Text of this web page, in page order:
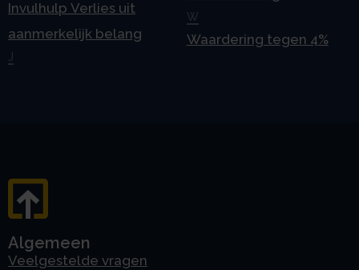
Invulhulp Verlies uit
aanmerkelijk belang
W
Waardering tegen 4%
Algemeen
Veelgestelde vragen